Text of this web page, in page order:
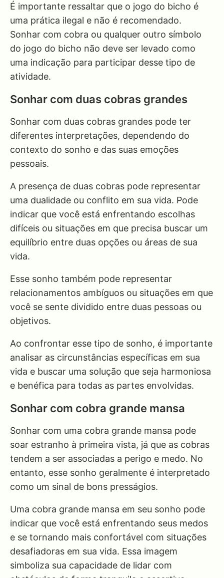
É importante ressaltar que o jogo do bicho é
uma prática ilegal e não é recomendado.
Sonhar com cobra ou qualquer outro símbolo
do jogo do bicho não deve ser levado como
uma indicação para participar desse tipo de
atividade.
Sonhar com duas cobras grandes
Sonhar com duas cobras grandes pode ter
diferentes interpretações, dependendo do
contexto do sonho e das suas emoções
pessoais.
A presença de duas cobras pode representar
uma dualidade ou conflito em sua vida. Pode
indicar que você está enfrentando escolhas
difíceis ou situações em que precisa buscar um
equilíbrio entre duas opções ou áreas de sua
vida.
Esse sonho também pode representar
relacionamentos ambíguos ou situações em que
você se sente dividido entre duas pessoas ou
objetivos.
Ao confrontar esse tipo de sonho, é importante
analisar as circunstâncias específicas em sua
vida e buscar uma solução que seja harmoniosa
e benéfica para todas as partes envolvidas.
Sonhar com cobra grande mansa
Sonhar com uma cobra grande mansa pode
soar estranho à primeira vista, já que as cobras
tendem a ser associadas a perigo e medo. No
entanto, esse sonho geralmente é interpretado
como um sinal de bons presságios.
Uma cobra grande mansa em seu sonho pode
indicar que você está enfrentando seus medos
e se tornando mais confortável com situações
desafiadoras em sua vida. Essa imagem
simboliza sua capacidade de lidar com